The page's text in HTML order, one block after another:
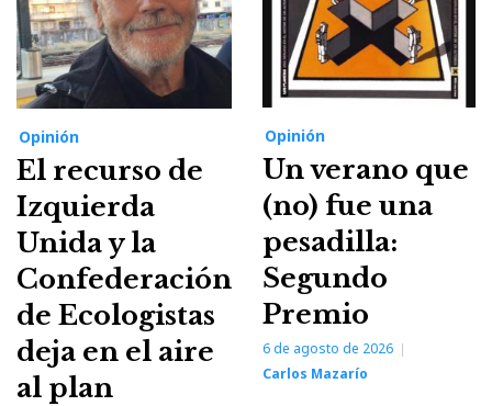
Opinión
El recurso de
Izquierda
Unida y la
Confederación
de Ecologistas
deja en el aire
al plan
Opinión
Un verano que
(no) fue una
pesadilla:
Segundo
Premio
6 de agosto de 2026
Carlos Mazarío